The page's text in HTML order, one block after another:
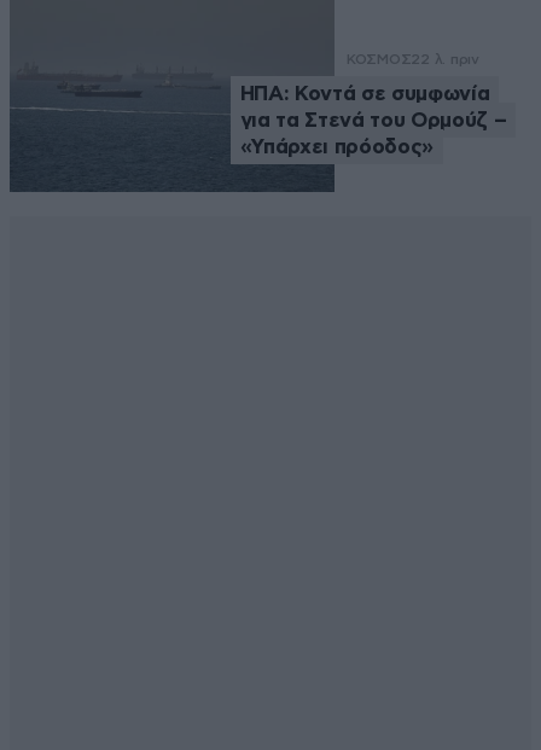
ΚΟΣΜΟΣ22 λ. πριν
ΗΠΑ: Κοντά σε συμφωνία
για τα Στενά του Ορμούζ –
«Υπάρχει πρόοδος»